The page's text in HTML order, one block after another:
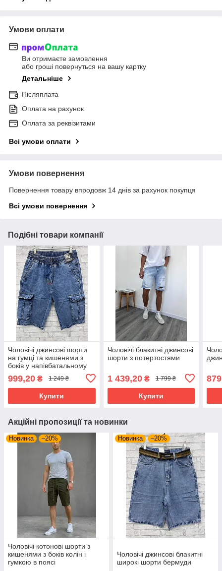
Умови оплати
Ви отримаєте замовлення
або гроші повернуться на вашу картку
Детальніше
Післяплата
Оплата на рахунок
Оплата за реквізитами
Всі умови оплати
Умови повернення
Повернення товару впродовж 14 днів за рахунок покупця
Всі умови повернення
Подібні товари компанії
Чоловічі джинсові шорти
на гумці та кишенями з
боків у напівбатальному
999,20 ₴ 1 249 ₴
Купити
Чоловічі блакитні джинсові
шорти з потертостями
1 439,20₴ 1 799 ₴
Купити
Акційні пропозиції та новинки
Новинка –20%
Чоловічі котонові шорти з
кишенями з боків колін і
гумкою в поясі
Новинка –20%
Чоловічі джинсові блакитні
широкі шорти бермуди